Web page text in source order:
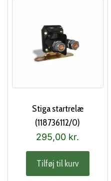
Stiga startrelæ
(118736112/0)
295,00 kr.
Tilføj til kurv